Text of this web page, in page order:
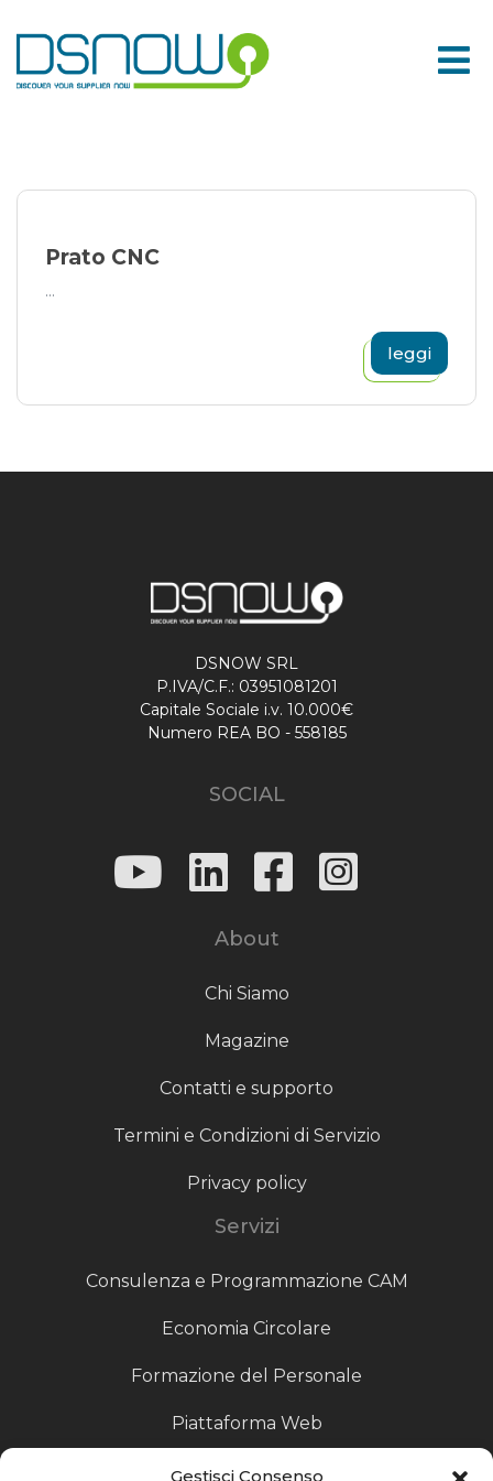
Gestisci Consenso
to
content
Prato CNC
...
leggi
DSNOW SRL
P.IVA/C.F.: 03951081201
Capitale Sociale i.v. 10.000€
Numero REA BO - 558185
SOCIAL
About
Chi Siamo
Magazine
Contatti e supporto
Termini e Condizioni di Servizio
Privacy policy
Servizi
Consulenza e Programmazione CAM
Economia Circolare
Formazione del Personale
Piattaforma Web
Scouting fornitori